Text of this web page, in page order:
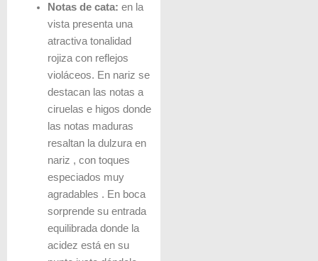
Notas de cata: en la
vista presenta una
atractiva tonalidad
rojiza con reflejos
violáceos. En nariz se
destacan las notas a
ciruelas e higos donde
las notas maduras
resaltan la dulzura en
nariz , con toques
especiados muy
agradables . En boca
sorprende su entrada
equilibrada donde la
acidez está en su